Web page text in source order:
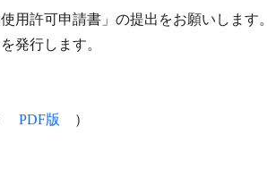
用許可申請書」の提出をお願いします。
発行します。
PDF版 ）